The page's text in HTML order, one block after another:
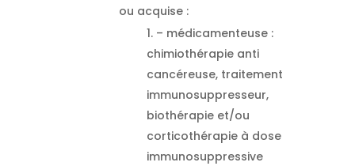
ou acquise :
– médicamenteuse :
chimiothérapie anti
cancéreuse, traitement
immunosuppresseur,
biothérapie et/ou
corticothérapie à dose
immunosuppressive